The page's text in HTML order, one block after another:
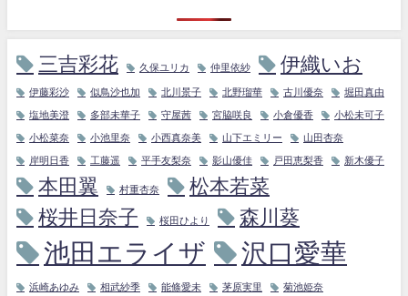
三吉彩花 久保ユリカ 仲里依紗 伊織いお
伊藤彩沙 似鳥沙也加 北川景子 北野瑠華 古川優奈 堀田真由
塩地美澄 多部未華子 守屋茜 宮脇咲良 小倉優香 小松未可子
小松菜奈 小池里奈 小西真奈美 山下エミリー 山田杏奈
岸明日香 工藤遥 平手友梨奈 影山優佳 戸田恵梨香 新木優子
本田翼 村重杏奈
松本若菜
桜井日奈子
桜田ひより 森川葵
池田エライザ 沢口愛華
浜崎あゆみ 相武紗季 能條愛未 茅原実里 菊池姫奈